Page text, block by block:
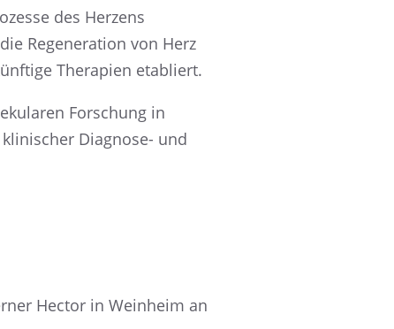
des Herzens
Regene­ra­tion von Herz
Thera­pien etabliert.
Forschung in
Diagnose- und
Hector in Weinheim an